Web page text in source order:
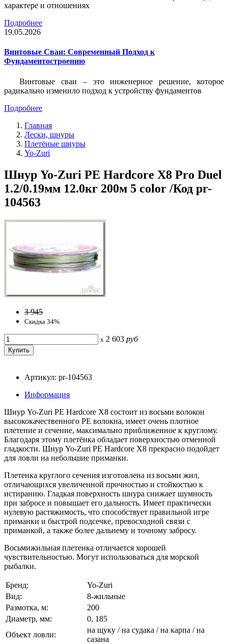
характере и отношениях
Подробнее
19.05.2026
Винтовые Сваи: Современный Подход к
Фундаментостроению
Винтовые сваи – это инженерное решение, которое
радикально изменило подход к устройству фундаментов
Подробнее
Главная
Лески, шнуры
Плетёные шнуры
Yo-Zuri
Шнур Yo-Zuri PE Hardcore X8 Pro Duel
1.2/0.19мм 12.0кг 200м 5 color /Код pr-
104563
3 945
Скидка 34%
x 2 603 руб
Артикул: pr-104563
Информация
Шнур Yo-Zuri PE Hardcore X8 состоит из восьми волокон
высококачественного PE волокна, имеет очень плотное
плетение и сечение, максимально приближенное к круглому.
Благодаря этому плетёнка обладает поверхностью отменной
гладкости. Шнур Yo-Zuri PE Hardcore X8 прекрасно подойдет
для ловли на небольшие приманки.
Плетенка круглого сечения изготовлена из восьми жил,
отличающихся увеличенной прочностью и стойкостью к
истиранию. Гладкая поверхность шнура снижает шумность
при забросе и повышает его дальность. Имеет практически
нулевую растяжимость, что способствует правильной игре
приманки и быстрой подсечке, превосходной связи с
приманкой, а также более дальнему и точному забросу.
Восьмижильная плетенка отличается хорошей
чувствительностью. Могут использоваться для морской
рыбалки.
Бренд:
Yo-Zuri
Вид:
8-жильные
Размотка, м:
200
Диаметр, мм:
0, 185
Объект ловли:
на щуку / на судака / на карпа / на
сазана